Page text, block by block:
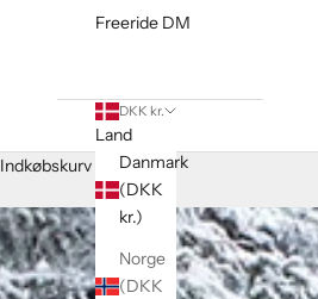
Freeride DM
DKK kr.
Land
Danmark
(DKK
kr.)
Norge
(DKK
Indkøbskurv